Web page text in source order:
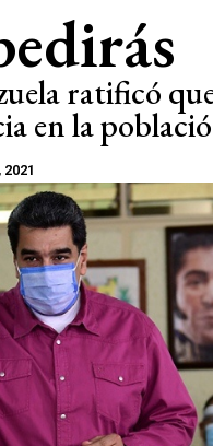
ratificó
en la
2021